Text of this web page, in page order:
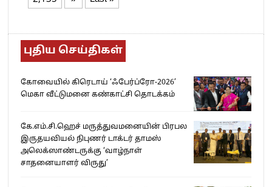
புதிய செய்திகள்
கோவையில் கிரெடாய் ‘ஃபேர்ப்ரோ-2026’
மெகா வீட்டுமனை கண்காட்சி தொடக்கம்
கே.எம்.சி.ஹெச் மருத்துவமனையின் பிரபல
இருதயவியல் நிபுணர் டாக்டர் தாமஸ்
அலெக்ஸாண்டருக்கு ‘வாழ்நாள்
சாதனையாளர் விருது’